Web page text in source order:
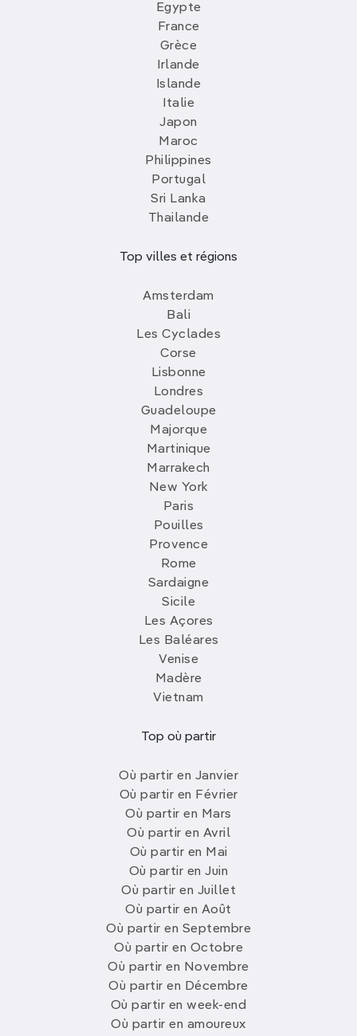
Egypte
France
Grèce
Irlande
Islande
Italie
Japon
Maroc
Philippines
Portugal
Sri Lanka
Thailande
Top villes et régions
Amsterdam
Bali
Les Cyclades
Corse
Lisbonne
Londres
Guadeloupe
Majorque
Martinique
Marrakech
New York
Paris
Pouilles
Provence
Rome
Sardaigne
Sicile
Les Açores
Les Baléares
Venise
Madère
Vietnam
Top où partir
Où partir en Janvier
Où partir en Février
Où partir en Mars
Où partir en Avril
Où partir en Mai
Où partir en Juin
Où partir en Juillet
Où partir en Août
Où partir en Septembre
Où partir en Octobre
Où partir en Novembre
Où partir en Décembre
Où partir en week-end
Où partir en amoureux